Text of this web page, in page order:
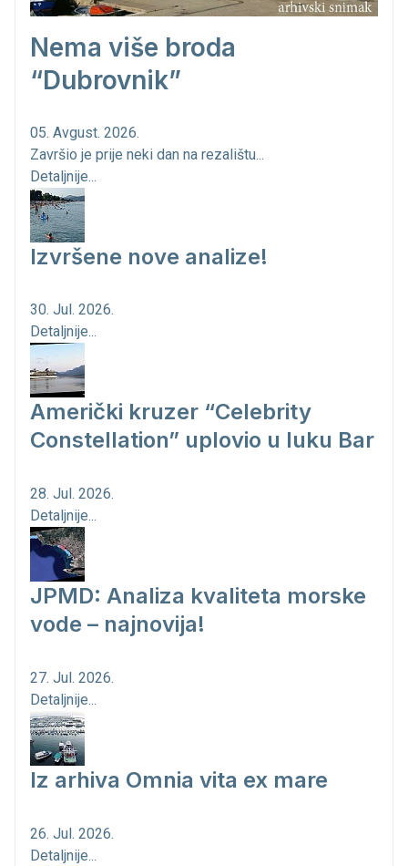
Nema više broda
“Dubrovnik”
05. Avgust. 2026.
Završio je prije neki dan na rezalištu...
Detaljnije...
Izvršene nove analize!
30. Jul. 2026.
Detaljnije...
Američki kruzer “Celebrity
Constellation” uplovio u luku Bar
28. Jul. 2026.
Detaljnije...
JPMD: Analiza kvaliteta morske
vode – najnovija!
27. Jul. 2026.
Detaljnije...
Iz arhiva Omnia vita ex mare
26. Jul. 2026.
Detaljnije...